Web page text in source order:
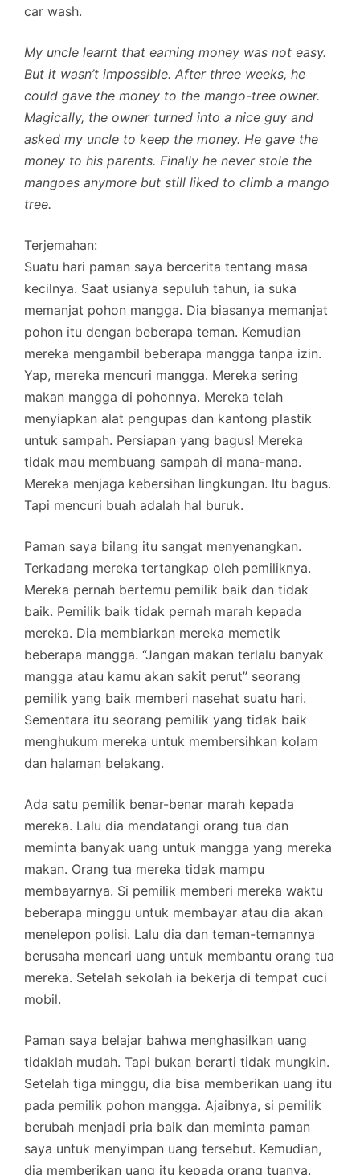
car wash.
My uncle learnt that earning money was not easy.
But it wasn’t impossible. After three weeks, he
could gave the money to the mango-tree owner.
Magically, the owner turned into a nice guy and
asked my uncle to keep the money. He gave the
money to his parents. Finally he never stole the
mangoes anymore but still liked to climb a mango
tree.
Terjemahan:
Suatu hari paman saya bercerita tentang masa
kecilnya. Saat usianya sepuluh tahun, ia suka
memanjat pohon mangga. Dia biasanya memanjat
pohon itu dengan beberapa teman. Kemudian
mereka mengambil beberapa mangga tanpa izin.
Yap, mereka mencuri mangga. Mereka sering
makan mangga di pohonnya. Mereka telah
menyiapkan alat pengupas dan kantong plastik
untuk sampah. Persiapan yang bagus! Mereka
tidak mau membuang sampah di mana-mana.
Mereka menjaga kebersihan lingkungan. Itu bagus.
Tapi mencuri buah adalah hal buruk.
Paman saya bilang itu sangat menyenangkan.
Terkadang mereka tertangkap oleh pemiliknya.
Mereka pernah bertemu pemilik baik dan tidak
baik. Pemilik baik tidak pernah marah kepada
mereka. Dia membiarkan mereka memetik
beberapa mangga. “Jangan makan terlalu banyak
mangga atau kamu akan sakit perut” seorang
pemilik yang baik memberi nasehat suatu hari.
Sementara itu seorang pemilik yang tidak baik
menghukum mereka untuk membersihkan kolam
dan halaman belakang.
Ada satu pemilik benar-benar marah kepada
mereka. Lalu dia mendatangi orang tua dan
meminta banyak uang untuk mangga yang mereka
makan. Orang tua mereka tidak mampu
membayarnya. Si pemilik memberi mereka waktu
beberapa minggu untuk membayar atau dia akan
menelepon polisi. Lalu dia dan teman-temannya
berusaha mencari uang untuk membantu orang tua
mereka. Setelah sekolah ia bekerja di tempat cuci
mobil.
Paman saya belajar bahwa menghasilkan uang
tidaklah mudah. Tapi bukan berarti tidak mungkin.
Setelah tiga minggu, dia bisa memberikan uang itu
pada pemilik pohon mangga. Ajaibnya, si pemilik
berubah menjadi pria baik dan meminta paman
saya untuk menyimpan uang tersebut. Kemudian,
dia memberikan uang itu kepada orang tuanya.